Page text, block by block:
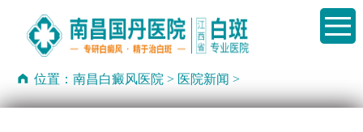
位置：南昌白癜风医院 > 医院新闻 >